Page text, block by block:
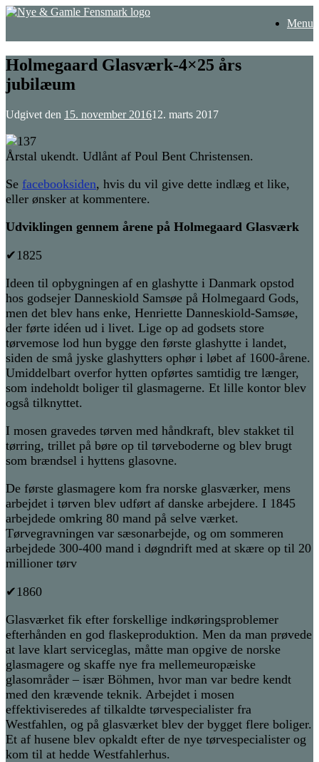
Gå
Menu
Holmegaard Glasværk-4×25 års
jubilæum
Udgivet den 15. november 201612. marts 2017
Årstal ukendt. Udlånt af Poul Bent Christensen.
Se facebooksiden, hvis du vil give dette indlæg et like,
eller ønsker at kommentere.
Udviklingen gennem årene på Holmegaard Glasværk
✔1825
Ideen til opbygningen af en glashytte i Danmark opstod
hos godsejer Danneskiold Samsøe på Holmegaard Gods,
men det blev hans enke, Henriette Danneskiold-Samsøe,
der førte idéen ud i livet. Lige op ad godsets store
tørvemose lod hun bygge den første glashytte i landet,
siden de små jyske glashytters ophør i løbet af 1600-årene.
Umiddelbart overfor hytten opførtes samtidig tre længer,
som indeholdt boliger til glasmagerne. Et lille kontor blev
også tilknyttet.
I mosen gravedes tørven med håndkraft, blev stakket til
tørring, trillet på børe op til tørveboderne og blev brugt
som brændsel i hyttens glasovne.
De første glasmagere kom fra norske glasværker, mens
arbejdet i tørven blev udført af danske arbejdere. I 1845
arbejdede omkring 80 mand på selve værket.
Tørvegravningen var sæsonarbejde, og om sommeren
arbejdede 300-400 mand i døgndrift med at skære op til 20
millioner tørv
✔1860
Glasværket fik efter forskellige indkøringsproblemer
efterhånden en god flaskeproduktion. Men da man prøvede
at lave klart serviceglas, måtte man opgive de norske
glasmagere og skaffe nye fra mellemeuropæiske
glasområder – især Böhmen, hvor man var bedre kendt
med den krævende teknik. Arbejdet i mosen
effektiviseredes af tilkaldte tørvespecialister fra
Westfahlen, og på glasværket blev der bygget flere boliger.
Et af husene blev opkaldt efter de nye tørvespecialister og
kom til at hedde Westfahlerhus.